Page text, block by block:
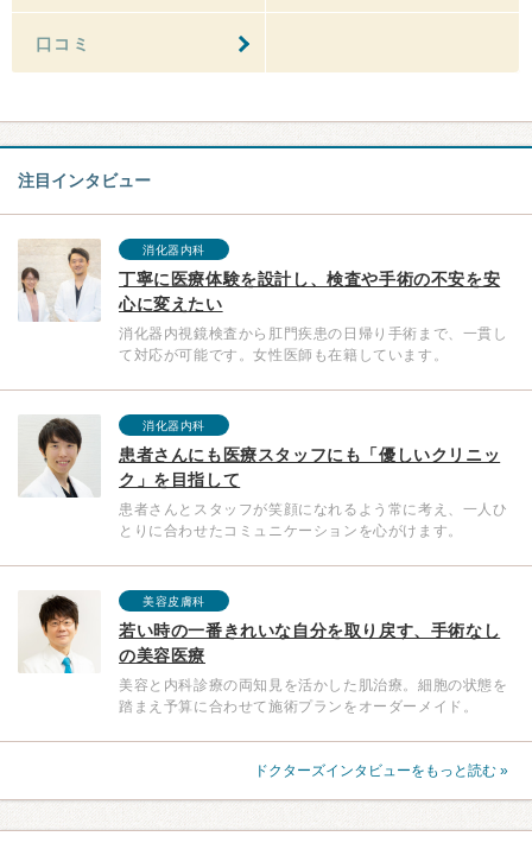
口コミ
注目インタビュー
消化器内科
丁寧に医療体験を設計し、検査や手術の不安を安
心に変えたい
消化器内視鏡検査から肛門疾患の日帰り手術まで、一貫し
て対応が可能です。女性医師も在籍しています。
消化器内科
患者さんにも医療スタッフにも「優しいクリニッ
ク」を目指して
患者さんとスタッフが笑顔になれるよう常に考え、一人ひ
とりに合わせたコミュニケーションを心がけます。
美容皮膚科
若い時の一番きれいな自分を取り戻す、手術なし
の美容医療
美容と内科診療の両知見を活かした肌治療。細胞の状態を
踏まえ予算に合わせて施術プランをオーダーメイド。
ドクターズインタビューをもっと読む »